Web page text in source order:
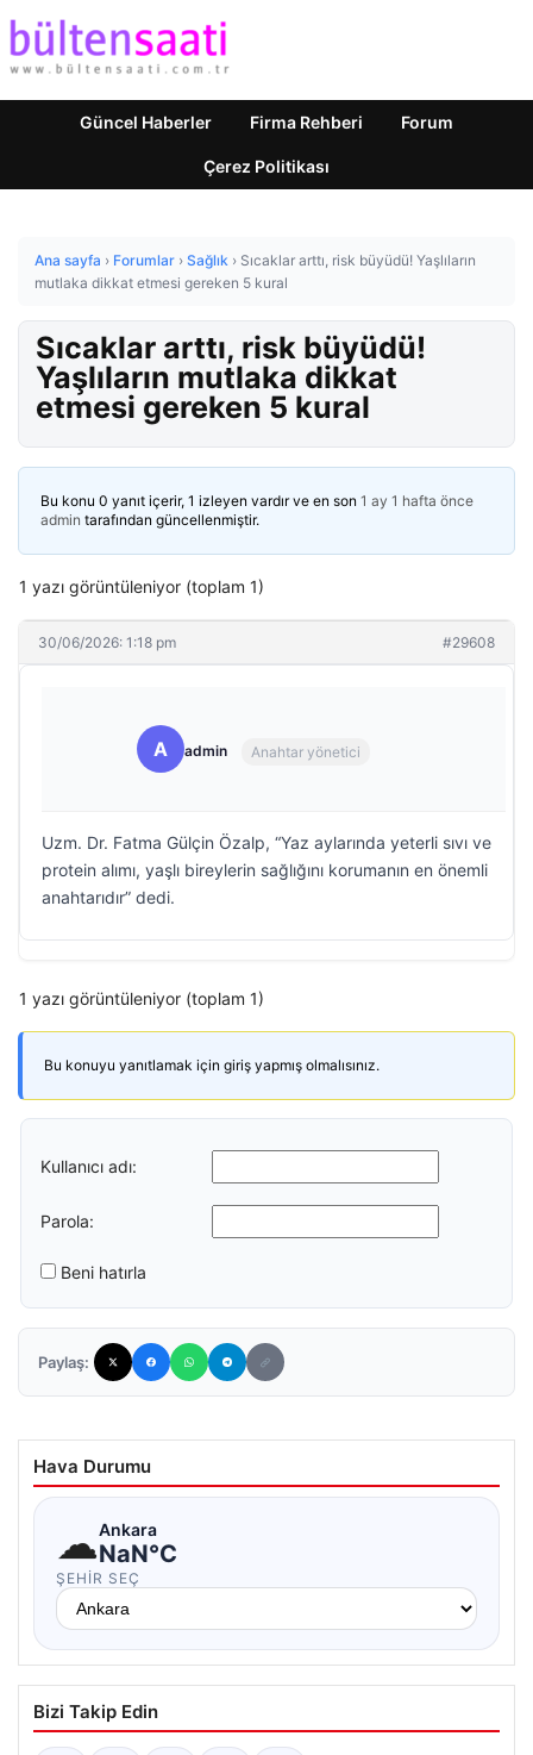
Güncel Haberler Firma Rehberi Forum
Çerez Politikası
Ana sayfa › Forumlar › Sağlık › Sıcaklar arttı, risk büyüdü! Yaşlıların
mutlaka dikkat etmesi gereken 5 kural
Sıcaklar arttı, risk büyüdü!
Yaşlıların mutlaka dikkat
etmesi gereken 5 kural
Bu konu 0 yanıt içerir, 1 izleyen vardır ve en son 1 ay 1 hafta önce
admin tarafından güncellenmiştir.
1 yazı görüntüleniyor (toplam 1)
30/06/2026: 1:18 pm #29608
A admin Anahtar yönetici
Uzm. Dr. Fatma Gülçin Özalp, “Yaz aylarında yeterli sıvı ve
protein alımı, yaşlı bireylerin sağlığını korumanın en önemli
anahtarıdır” dedi.
1 yazı görüntüleniyor (toplam 1)
Bu konuyu yanıtlamak için giriş yapmış olmalısınız.
Kullanıcı adı:
Parola:
Beni hatırla
Paylaş:
Hava Durumu
☁Ankara
NaN°C
ŞEHIR SEÇ
Bizi Takip Edin